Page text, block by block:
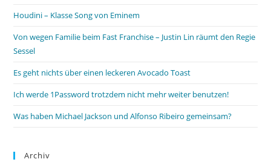
Houdini – Klasse Song von Eminem
Von wegen Familie beim Fast Franchise – Justin Lin räumt den Regie
Sessel
Es geht nichts über einen leckeren Avocado Toast
Ich werde 1Password trotzdem nicht mehr weiter benutzen!
Was haben Michael Jackson und Alfonso Ribeiro gemeinsam?
Archiv